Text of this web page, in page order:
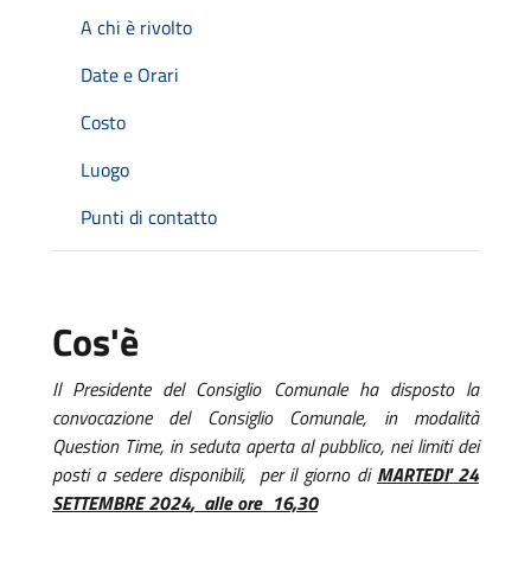
A chi è rivolto
Date e Orari
Costo
Luogo
Punti di contatto
Cos'è
Il Presidente del Consiglio Comunale ha disposto la
convocazione del Consiglio Comunale, in modalità
Question Time, in seduta aperta al pubblico, nei limiti dei
posti a sedere disponibili, per il giorno di MARTEDI' 24
SETTEMBRE 2024, alle ore 16,30